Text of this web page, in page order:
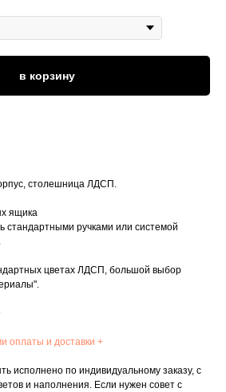
в корзину
столешница ЛДСП.
ящика
стандартными ручками или системой
цветах ЛДСП, большой выбор
оплаты и доставки +
исполнено по индивидуальному заказу, с
и наполнения. Если нужен совет с